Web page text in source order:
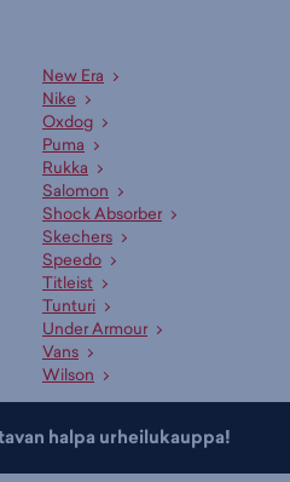
New Era
Nike
Oxdog
Puma
Rukka
Salomon
Shock Absorber
Skechers
Speedo
Titleist
Tunturi
Under Armour
Vans
Wilson
halpa urheilukauppa!